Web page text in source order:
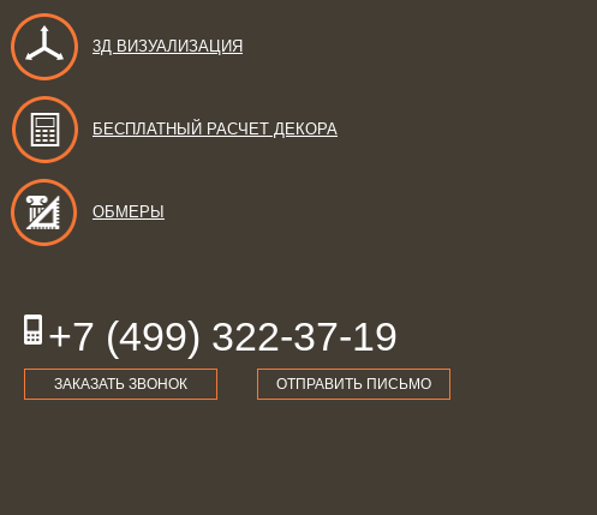
3Д ВИЗУАЛИЗАЦИЯ
БЕСПЛАТНЫЙ РАСЧЕТ ДЕКОРА
ОБМЕРЫ
+7 (499) 322-37-19
ЗАКАЗАТЬ ЗВОНОК ОТПРАВИТЬ ПИСЬМО